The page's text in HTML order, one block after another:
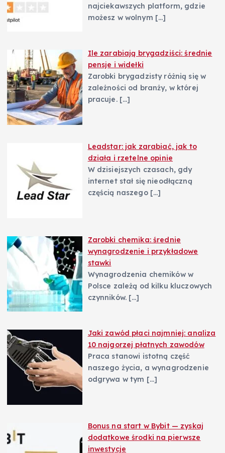
najciekawszych platform, gdzie
możesz w wolnym […]
Ile zarabiają brygadziści: średnie
pensje i widełki
Zarobki brygadzisty różnią się w
zależności od branży, w której
pracuje. […]
Leadstar: jak zarabiać, jak to
działa i rzetelne opinie
W dzisiejszych czasach, gdy
internet stał się nieodłączną
częścią naszego […]
Zarobki chemika: średnie
wynagrodzenie i przykładowe
stawki
Wynagrodzenia chemików w
Polsce zależą od kilku kluczowych
czynników. […]
Jaki zawód płaci najmniej: analiza
10 najgorzej płatnych zawodów
Praca stanowi istotną część
naszego życia, a wynagrodzenie
odgrywa w tym […]
Bonus na start w Bybit — zyskaj
dodatkowe środki na pierwsze
inwestycje